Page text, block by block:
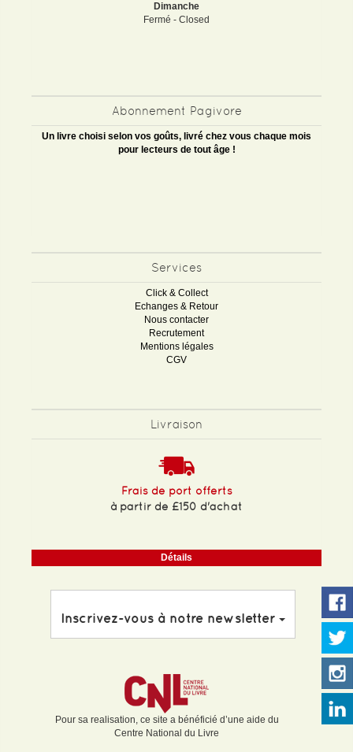
Dimanche
Fermé - Closed
Abonnement Pagivore
Un livre choisi selon vos goûts, livré chez vous chaque mois
pour lecteurs de tout âge !
Services
Click & Collect
Echanges & Retour
Nous contacter
Recrutement
Mentions légales
CGV
Livraison
Frais de port offerts
à partir de £150 d'achat
Détails
Inscrivez-vous à notre newsletter
Pour sa realisation, ce site a bénéficié d’une aide du
Centre National du Livre